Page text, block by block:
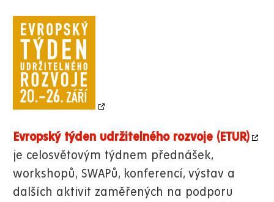
Evropský týden udržitelného rozvoje (ETUR)
je celosvětovým týdnem přednášek,
workshopů, SWAPů, konferencí, výstav a
dalších aktivit zaměřených na podporu